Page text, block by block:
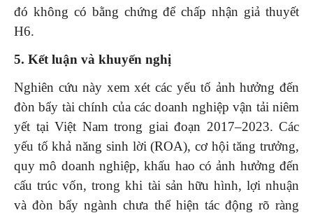
đó không có bằng chứng để chấp nhận giả thuyết
H6.
5. Kết luận và khuyến nghị
Nghiên cứu này xem xét các yếu tố ảnh hưởng đến
đòn bẩy tài chính của các doanh nghiệp vận tải niêm
yết tại Việt Nam trong giai đoạn 2017–2023. Các
yếu tố khả năng sinh lời (ROA), cơ hội tăng trưởng,
quy mô doanh nghiệp, khấu hao có ảnh hưởng đến
cấu trúc vốn, trong khi tài sản hữu hình, lợi nhuận
và đòn bẩy ngành chưa thể hiện tác động rõ ràng